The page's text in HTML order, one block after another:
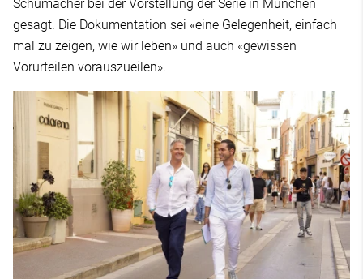
Schumacher bei der Vorstellung der Serie in München
gesagt. Die Dokumentation sei «eine Gelegenheit, einfach
mal zu zeigen, wie wir leben» und auch «gewissen
Vorurteilen vorauszueilen».